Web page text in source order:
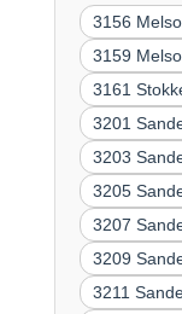
3156
3159
3161
3201
3203
3205
3207
3209
3211